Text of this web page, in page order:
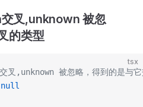
叉,unknown 被忽
的类型
tsx
,unknown 被忽略，得到的是与它